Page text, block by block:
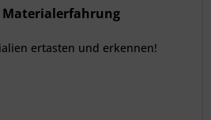
Materialerfahrung
ertasten und erkennen!